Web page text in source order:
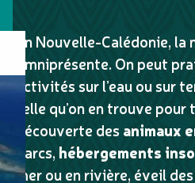
En Nouvelle-Calédonie, la
omniprésente. On peut
activités sur l’eau ou sur
telle qu’on en trouve pour
découverte des animaux
parcs, hébergements
mer ou en rivière, éveil